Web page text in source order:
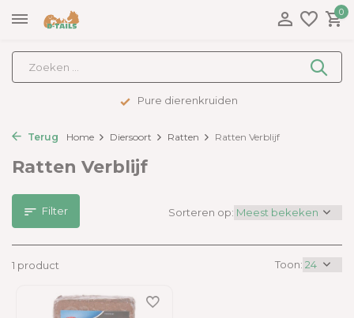
0
Pure dierenkruiden
Terug Home Diersoort Ratten Ratten Verblijf
Ratten Verblijf
Filter
1 product Toon:
Sorteren op: